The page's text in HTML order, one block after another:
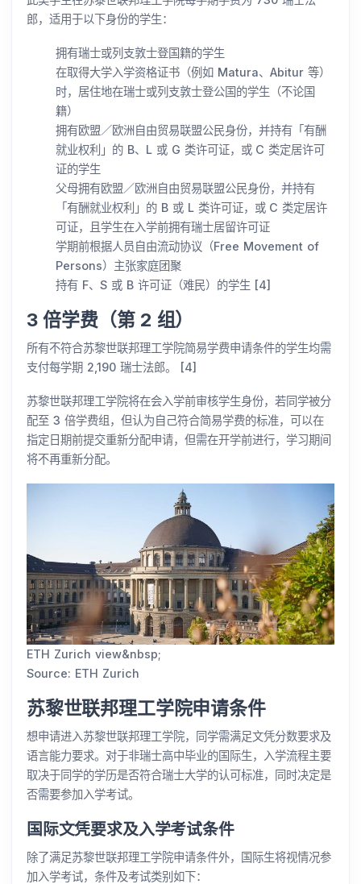
郎，适用于以下身份的学生：
拥有瑞士或列支敦士登国籍的学生
在取得大学入学资格证书（例如 Matura、Abitur 等）
时，居住地在瑞士或列支敦士登公国的学生（不论国
籍）
拥有欧盟／欧洲自由贸易联盟公民身份，并持有「有酬
就业权利」的 B、L 或 G 类许可证，或 C 类定居许可
证的学生
父母拥有欧盟／欧洲自由贸易联盟公民身份，并持有
「有酬就业权利」的 B 或 L 类许可证，或 C 类定居许
可证，且学生在入学前拥有瑞士居留许可证
学期前根据人员自由流动协议（Free Movement of
Persons）主张家庭团聚
持有 F、S 或 B 许可证（难民）的学生 [4]
3 倍学费（第 2 组）
所有不符合苏黎世联邦理工学院简易学费申请条件的学生均需
支付每学期 2,190 瑞士法郎。 [4]
苏黎世联邦理工学院将在会入学前审核学生身份，若同学被分
配至 3 倍学费组，但认为自己符合简易学费的标准，可以在
指定日期前提交重新分配申请，但需在开学前进行，学习期间
将不再重新分配。
ETH Zurich view&nbsp;
Source: ETH Zurich
苏黎世联邦理工学院申请条件
想申请进入苏黎世联邦理工学院，同学需满足文凭分数要求及
语言能力要求。对于非瑞士高中毕业的国际生，入学流程主要
取决于同学的学历是否符合瑞士大学的认可标准，同时决定是
否需要参加入学考试。
国际文凭要求及入学考试条件
除了满足苏黎世联邦理工学院申请条件外，国际生将视情况参
加入学考试，条件及考试类别如下：